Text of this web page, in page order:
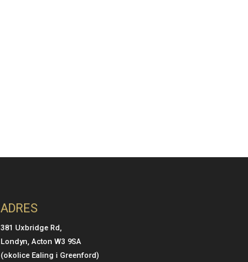
ADRES
381 Uxbridge Rd,
Londyn, Acton W3 9SA
(okolice Ealing i Greenford)